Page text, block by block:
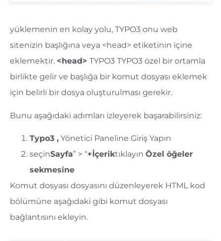
yüklemenin en kolay yolu, TYPO3 onu web
sitenizin başlığına veya <head> etiketinin içine
eklemektir. <head> TYPO3 TYPO3 özel bir ortamla
birlikte gelir ve başlığa bir komut dosyası eklemek
için belirli bir dosya oluşturulması gerekir.
Bunu aşağıdaki adımları izleyerek başarabilirsiniz:
Typo3 , Yönetici Paneline Giriş Yapın
seçinSayfa” > “+İçeriktıklayın Özel öğeler
sekmesine
Komut dosyası dosyasını düzenleyerek HTML kod
bölümüne aşağıdaki gibi komut dosyası
bağlantısını ekleyin.